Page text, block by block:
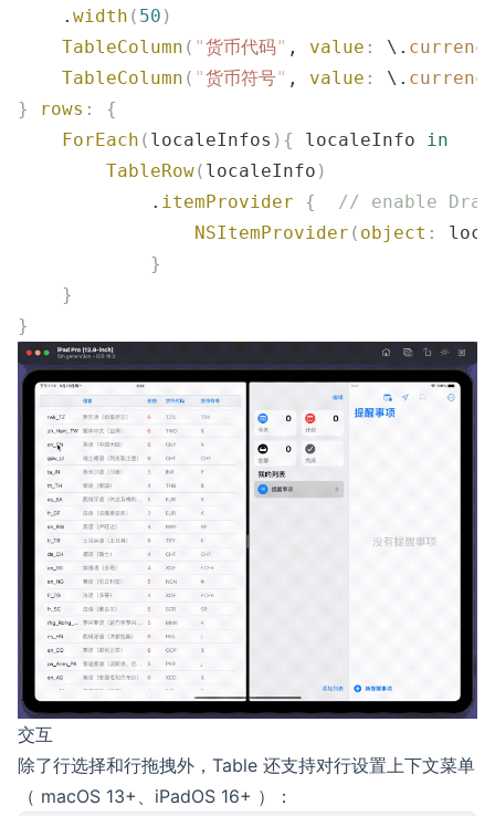
    .
width ( 50 )
    TableColumn
( "货币代码" , value : \.
    TableColumn
( "货币符号" , value : \.
}
rows :
{
    ForEach
( localeInfos ){ localeInfo in
        TableRow
( localeInfo )
            .
itemProvider {
// enable
                NSItemProvider
( object :
            }
    }
}
交互
除了行选择和行拖拽外，Table 还支持对行设置上下文菜单
（ macOS 13+、iPadOS 16+ ）：